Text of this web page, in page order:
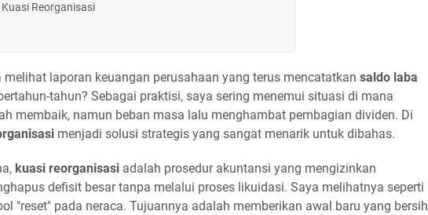
Reorganisasi
melihat laporan keuangan perusahaan yang terus mencatatkan saldo laba
tahun? Sebagai praktisi, saya sering menemui situasi di mana
membaik, namun beban masa lalu menghambat pembagian dividen. Di
menjadi solusi strategis yang sangat menarik untuk dibahas.
kuasi reorganisasi adalah prosedur akuntansi yang mengizinkan
defisit besar tanpa melalui proses likuidasi. Saya melihatnya seperti
"reset" pada neraca. Tujuannya adalah memberikan awal baru yang bersih